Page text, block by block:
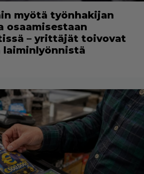
myötä työnhakijan
osaamisestaan
– yrittäjät toivovat
laiminlyönnistä